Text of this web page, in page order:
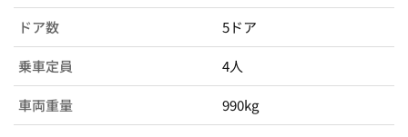
ドア数 5ドア
乗車定員 4人
車両重量 990kg